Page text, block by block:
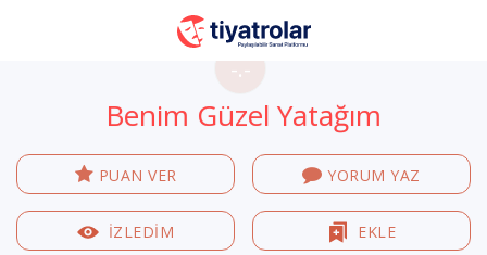
-.-
Benim Güzel Yatağım
PUAN VER YORUM YAZ
İZLEDİM EKLE